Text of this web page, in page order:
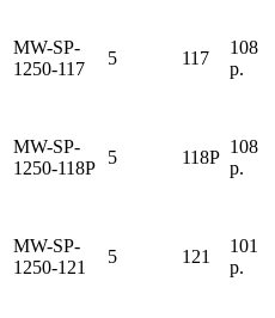
MW-SP-
1250-117
5 117
108
р.
MW-SP-
1250-118P
5 118P
108
р.
MW-SP-
1250-121
5 121
101
р.